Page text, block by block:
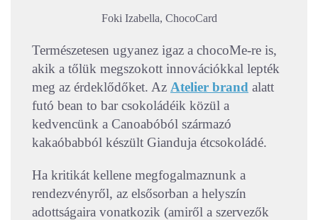
Foki Izabella, ChocoCard
Természetesen ugyanez igaz a chocoMe-re is,
akik a tőlük megszokott innovációkkal lepték
meg az érdeklődőket. Az Atelier brand alatt
futó bean to bar csokoládéik közül a
kedvencünk a Canoabóból származó
kakaóbabból készült Gianduja étcsokoládé.
Ha kritikát kellene megfogalmaznunk a
rendezvényről, az elsősorban a helyszín
adottságaira vonatkozik (amiről a szervezők